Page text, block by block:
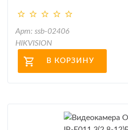
Арт: ssb-02406
HIKVISION
В КОРЗИНУ